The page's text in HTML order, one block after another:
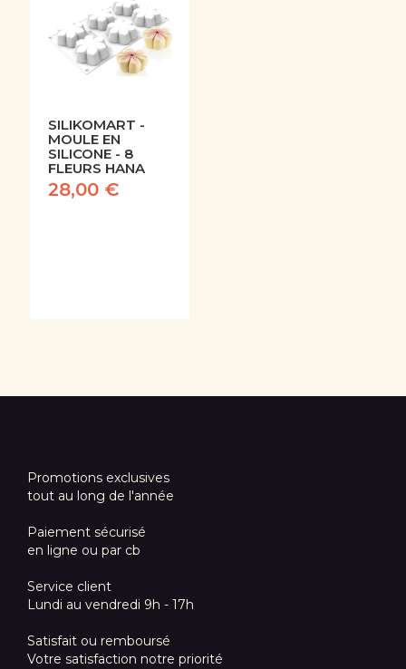
SILIKOMART -
MOULE EN
SILICONE - 8
FLEURS HANA
28,00 €
Promotions exclusives
tout au long de l'année
Paiement sécurisé
en ligne ou par cb
Service client
Lundi au vendredi 9h - 17h
Satisfait ou remboursé
Votre satisfaction notre priorité